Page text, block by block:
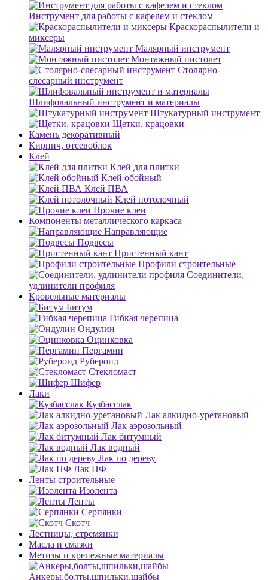
Инструмент для работы с кафелем и стеклом
Краскораспылители и
миксеры
Малярный инструмент
Монтажный пистолет
Столярно-
слесарный инструмент
Шлифовальный инструмент и материалы
Штукатурный инструмент
Щетки, крацовки
Камень декоративный
Кирпич, отсевоблок
Клей
Клей для плитки
Клей обойный
Клей ПВА
Клей потолочный
Прочие клеи
Компоненты металлического каркаса
Направляющие
Подвесы
Пристенный кант
Профили строительные
Соединители,
удлинители профиля
Кровельные материалы
Битум
Гибкая черепица
Ондулин
Оцинковка
Пергамин
Рубероид
Стекломаст
Шифер
Лаки
Кузбасслак
Лак алкидно-уретановый
Лак аэрозольный
Лак битумный
Лак водный
Лак по дереву
Лак ПФ
Ленты строительные
Изолента
Ленты
Серпянки
Скотч
Лестницы, стремянки
Масла и смазки
Метизы и крепежные материалы
Анкеры,болты,шпильки,шайбы